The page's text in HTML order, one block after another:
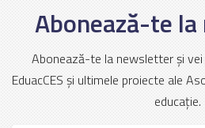
Abonează-te
Abonează-te la newsletter și
EduacCES și ultimele proiecte ale
educație.